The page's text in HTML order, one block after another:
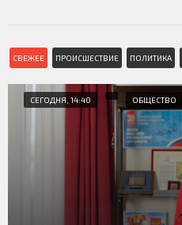
СВЕЖЕЕ ПРОИСШЕСТВИЕ ПОЛИТИКА
СЕГОДНЯ, 14:40 ОБЩЕСТВО